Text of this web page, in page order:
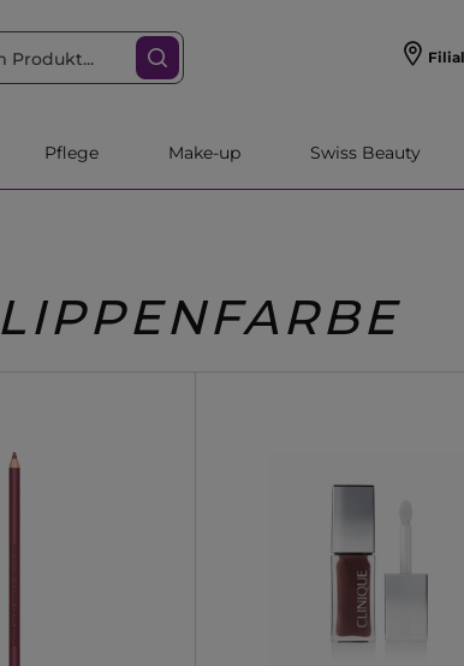
Pflege Make-up Swiss Beauty
LIPPENFARBE